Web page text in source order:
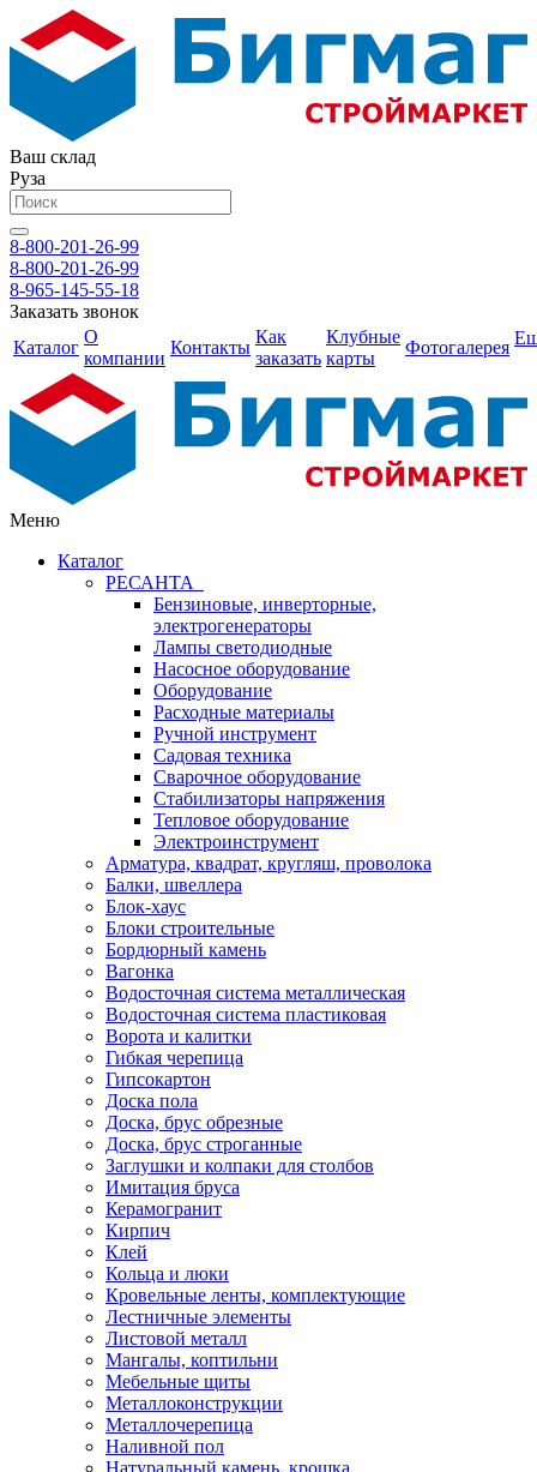
Ваш склад
Руза
8-800-201-26-99
8-800-201-26-99
8-965-145-55-18
Заказать звонок
Каталог
О
компании
Контакты
Как
заказать
Клубные
карты
Фотогалерея
Меню
Каталог
РЕСАНТА
Бензиновые, инверторные,
электрогенераторы
Лампы светодиодные
Насосное оборудование
Оборудование
Расходные материалы
Ручной инструмент
Садовая техника
Сварочное оборудование
Стабилизаторы напряжения
Тепловое оборудование
Электроинструмент
Арматура, квадрат, кругляш, проволока
Балки, швеллера
Блок-хаус
Блоки строительные
Бордюрный камень
Вагонка
Водосточная система металлическая
Водосточная система пластиковая
Ворота и калитки
Гибкая черепица
Гипсокартон
Доска пола
Доска, брус обрезные
Доска, брус строганные
Заглушки и колпаки для столбов
Имитация бруса
Керамогранит
Кирпич
Клей
Кольца и люки
Кровельные ленты, комплектующие
Лестничные элементы
Листовой металл
Мангалы, коптильни
Мебельные щиты
Металлоконструкции
Металлочерепица
Наливной пол
Натуральный камень, крошка